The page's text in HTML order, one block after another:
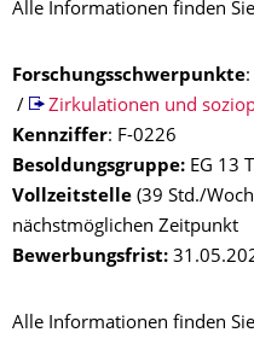
Alle Informationen finden
Forschungsschwerpunkte:
/
Zirkulationen und
Kennziffer: F-0226
Besoldungsgruppe: EG 13
Vollzeitstelle (39 Std./
nächstmöglichen Zeitpunkt
Bewerbungsfrist:
Alle Informationen finden